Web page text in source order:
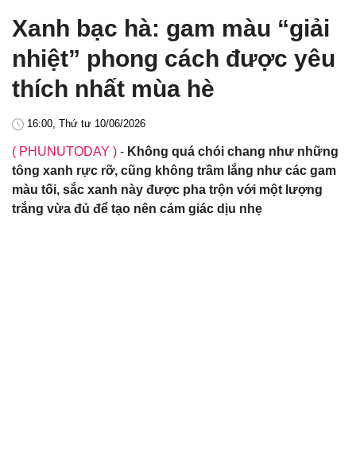
Xanh bạc hà: gam màu “giải
nhiệt” phong cách được yêu
thích nhất mùa hè
16:00, Thứ tư 10/06/2026
( PHUNUTODAY ) - Không quá chói chang như những
tông xanh rực rỡ, cũng không trầm lắng như các gam
màu tối, sắc xanh này được pha trộn với một lượng
trắng vừa đủ để tạo nên cảm giác dịu nhẹ